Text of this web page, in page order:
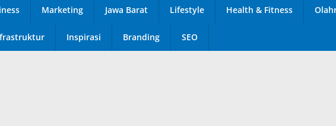
Marketing Jawa Barat Lifestyle Health & Fitness
Inspirasi Branding SEO